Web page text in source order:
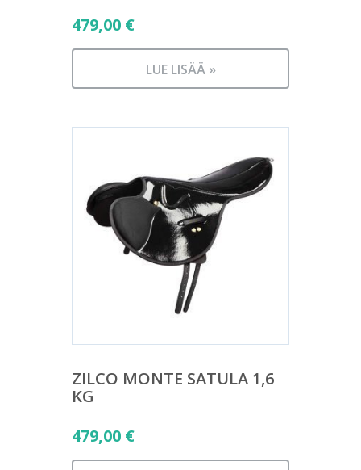
479,00 €
LUE LISÄÄ »
ZILCO MONTE SATULA 1,6
KG
479,00 €